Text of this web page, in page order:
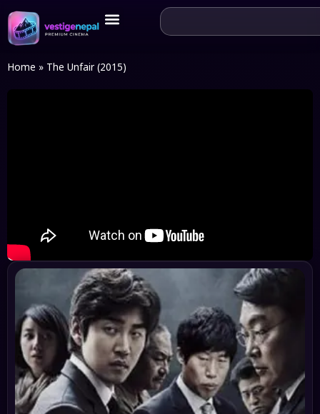
Home » The Unfair (2015)